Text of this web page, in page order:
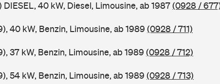
DIESEL, 40 kW, Diesel, Limousine, ab 1987(0928 /
40 kW, Benzin, Limousine, ab 1989 (0928 / 711)
37 kW, Benzin, Limousine, ab 1989 (0928 / 712)
54 kW, Benzin, Limousine, ab 1989 (0928 / 713)